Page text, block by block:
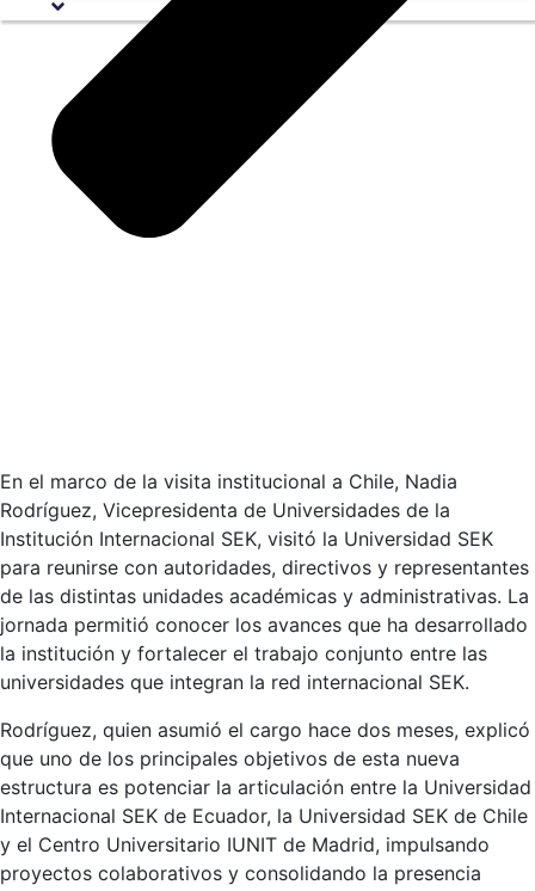
En el marco de la visita institucional a Chile, Nadia
Rodríguez, Vicepresidenta de Universidades de la
Institución Internacional SEK, visitó la Universidad SEK
para reunirse con autoridades, directivos y representantes
de las distintas unidades académicas y administrativas. La
jornada permitió conocer los avances que ha desarrollado
la institución y fortalecer el trabajo conjunto entre las
universidades que integran la red internacional SEK.
Rodríguez, quien asumió el cargo hace dos meses, explicó
que uno de los principales objetivos de esta nueva
estructura es potenciar la articulación entre la Universidad
Internacional SEK de Ecuador, la Universidad SEK de Chile
y el Centro Universitario IUNIT de Madrid, impulsando
proyectos colaborativos y consolidando la presencia